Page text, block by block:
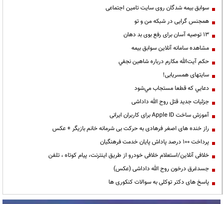
سوابق بیمه شدگان روی سایت تامین اجتماعی
همجنس گرایی در شبکه من و تو
13 توصیه آسان برای رفع بوی بد دهان
مشاهده سامانه آنلاين سوابق بیمه
حكم آيت‌الله مكارم درباره شاهين نجفي
سایتهای همسریابی!
دعايي كه قطعا مستجاب مي‌شود
جزئیات جدید قتل روح الله داداشی
آموزش ساخت Apple ID برای کاربران ایرانی
راز خنده های اصغر فرهادی به حرکت بی شرمانه خانم بازیگر + عکس
پرداخت ۱۰۰ درصد پاداش پایان خدمت فرهنگیان
خلافی آنلاین/استعلام خلافی خودرو از طریق اینترنت، پیام کوتاه ، تلفن
جسدغرق درخون روح الله داداشی (عکس)
پاسخ های دکتر توکلی به سوالات کنکوری ها